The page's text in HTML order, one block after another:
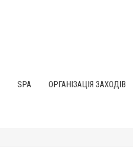
SPA ОРГАНІЗАЦІЯ ЗАХОДІВ